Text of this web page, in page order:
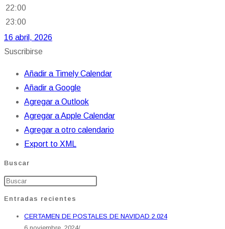
22:00
23:00
16 abril, 2026
Suscribirse
Añadir a Timely Calendar
Añadir a Google
Agregar a Outlook
Agregar a Apple Calendar
Agregar a otro calendario
Export to XML
Buscar
Entradas recientes
CERTAMEN DE POSTALES DE NAVIDAD 2.024